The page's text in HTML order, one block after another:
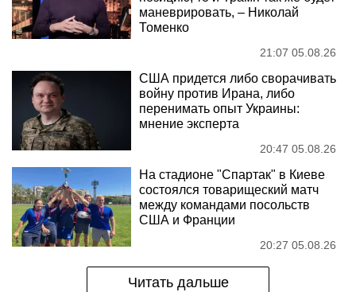
маневрировать, – Николай
Томенко
21:07 05.08.26
США придется либо сворачивать
войну против Ирана, либо
перенимать опыт Украины:
мнение эксперта
20:47 05.08.26
На стадионе "Спартак" в Киеве
состоялся товарищеский матч
между командами посольств
США и Франции
20:27 05.08.26
Читать дальше